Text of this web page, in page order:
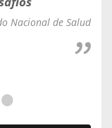
Nacional de Salud